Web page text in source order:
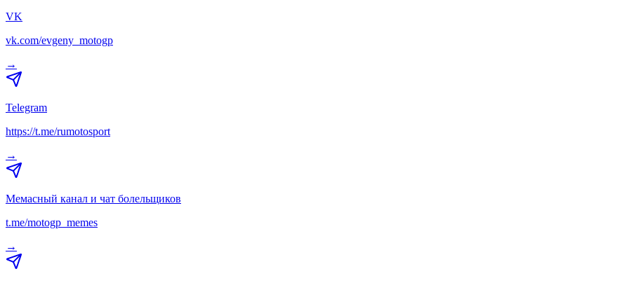
VK
vk.com/evgeny_motogp
→
Telegram
https://t.me/rumotosport
→
Мемасный канал и чат болельщиков
t.me/motogp_memes
→